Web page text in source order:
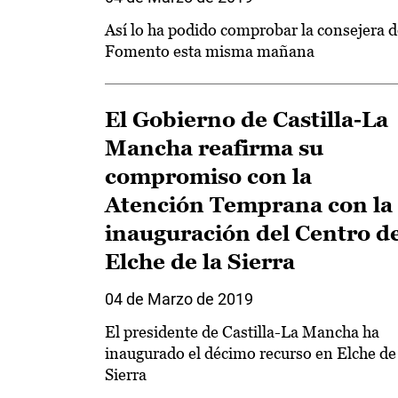
Así lo ha podido comprobar la consejera
Fomento esta misma mañana
El Gobierno de Castilla-La
Mancha reafirma su
compromiso con la
Atención Temprana con la
inauguración del Centro
Elche de la Sierra
04 de Marzo de 2019
El presidente de Castilla-La Mancha ha
inaugurado el décimo recurso en Elche
Sierra